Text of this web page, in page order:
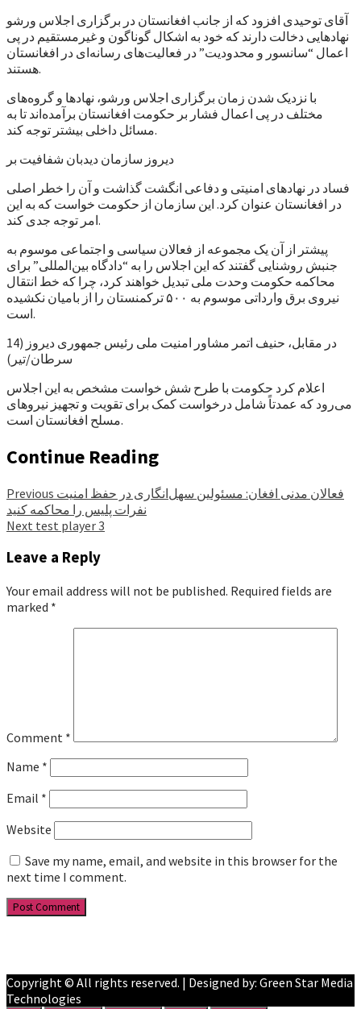
آقای توحیدی افزود که از جانب افغانستان در برگزاری اجلاس ورشو
نهادهایی دخالت دارند که خود به اشکال گوناگون و غیرمستقیم در پی
اعمال “سانسور و محدودیت” در فعالیت‌های رسانه‌ای در افغانستان
هستند.
با نزدیک شدن زمان برگزاری اجلاس ورشو، نهادها و گروه‌های
مختلف در پی اعمال فشار بر حکومت افغانستان برآمده‌اند تا به
مسائل داخلی بیشتر توجه کند.
دیروز سازمان دیدبان شفافیت بر
فساد در نهادهای امنیتی و دفاعی انگشت گذاشت و آن را خطر اصلی
در افغانستان عنوان کرد. این سازمان از حکومت خواست که به این
امر توجه جدی کند.
پیشتر از آن یک مجموعه از فعالان سیاسی و اجتماعی موسوم به
جنبش روشنایی گفتند که این اجلاس را به “دادگاه بین‌المللی” برای
محاکمه حکومت وحدت ملی تبدیل خواهند کرد، چرا که خط انتقال
نیروی برق وارداتی موسوم به ۵۰۰ ترکمنستان را از بامیان نکشیده
است.
در مقابل، حنیف اتمر مشاور امنیت ملی رئیس جمهوری دیروز (14
سرطان/تیر)
اعلام کرد حکومت با طرح شش خواست مشخص به این اجلاس
می‌رود که عمدتاً شامل درخواست کمک برای تقویت و تجهیز نیروهای
مسلح افغانستان است.
Continue Reading
Previous
نفرات پلیس را محاکمه کنید
Next test player 3
Leave a Reply
Your email address will not be published. Required fields are
marked *
Comment *
Name *
Email *
Website
Save my name, email, and website in this browser for the
next time I comment.
Copyright © All rights reserved. | Designed by: Green Star Media
Technologies